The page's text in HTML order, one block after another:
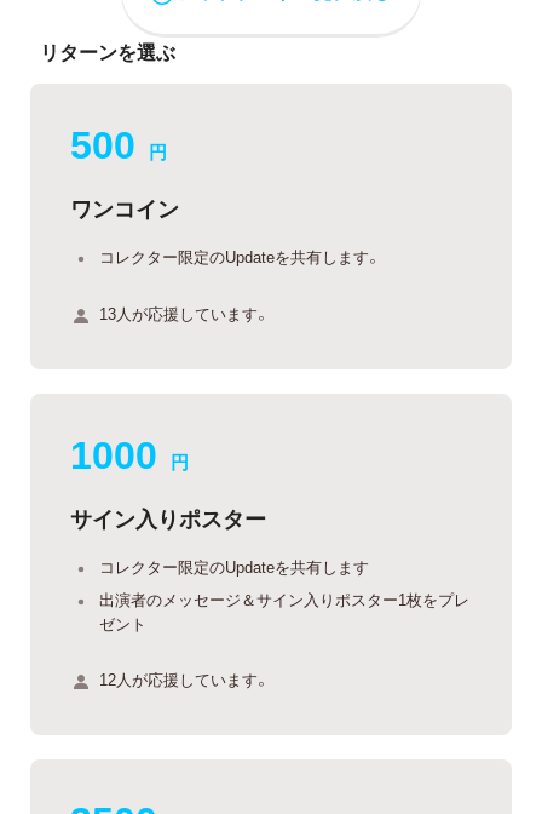
リターンを選ぶ
500 円
ワンコイン
コレクター限定のUpdateを共有します。
13人が応援しています。
1000 円
サイン入りポスター
コレクター限定のUpdateを共有します
出演者のメッセージ＆サイン入りポスター1枚をプレ
ゼント
12人が応援しています。